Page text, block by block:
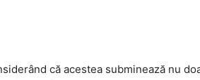
că acestea subminează nu